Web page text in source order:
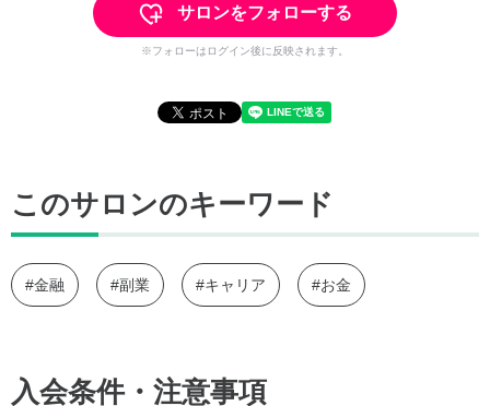
サロンをフォローする
※フォローはログイン後に反映されます。
このサロンのキーワード
#金融 #副業 #キャリア #お金
入会条件・注意事項